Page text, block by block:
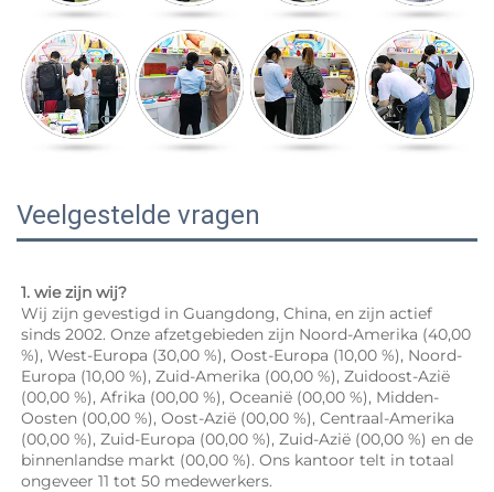
Veelgestelde vragen
1. wie zijn wij?
Wij zijn gevestigd in Guangdong, China, en zijn actief
sinds 2002. Onze afzetgebieden zijn Noord-Amerika (40,00
%), West-Europa (30,00 %), Oost-Europa (10,00 %), Noord-
Europa (10,00 %), Zuid-Amerika (00,00 %), Zuidoost-Azië
(00,00 %), Afrika (00,00 %), Oceanië (00,00 %), Midden-
Oosten (00,00 %), Oost-Azië (00,00 %), Centraal-Amerika
(00,00 %), Zuid-Europa (00,00 %), Zuid-Azië (00,00 %) en de
binnenlandse markt (00,00 %). Ons kantoor telt in totaal
ongeveer 11 tot 50 medewerkers.